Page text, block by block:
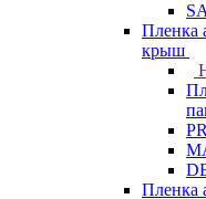
Пленка
крыш
Пленка